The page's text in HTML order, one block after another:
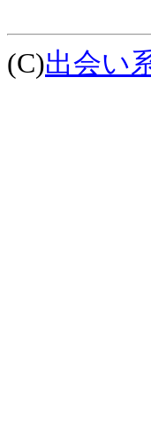
(C)出会い